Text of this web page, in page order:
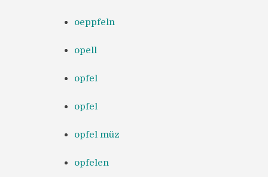
oeppfeln
opell
opfel
opfel
opfel müz
opfelen